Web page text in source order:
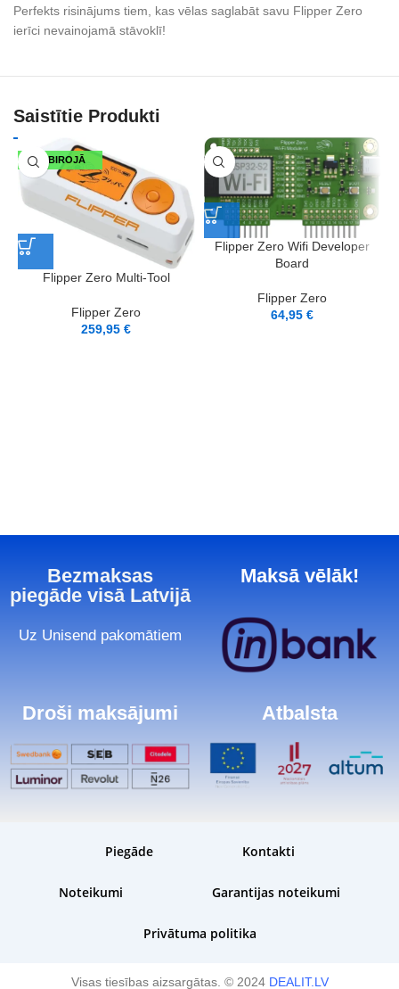
Perfekts risinājums tiem, kas vēlas saglabāt savu Flipper Zero
ierīci nevainojamā stāvoklī!
Saistītie Produkti
IR BIROJĀ
Flipper Zero Multi-Tool
Flipper Zero
259,95€
Flipper Zero Wifi Developer
Board
Flipper Zero
64,95€
Bezmaksas
piegāde visā Latvijā
Uz Unisend pakomātiem
Maksā vēlāk!
Droši maksājumi Atbalsta
Piegāde Kontakti
Noteikumi Garantijas noteikumi
Privātuma politika
Visas tiesības aizsargātas. © 2024 DEALIT.LV